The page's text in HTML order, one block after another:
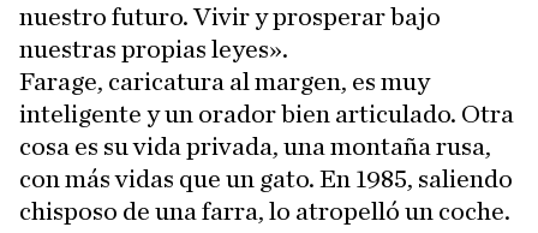
nuestro futuro. Vivir y prosperar bajo
nuestras propias leyes».
Farage, caricatura al margen, es muy
inteligente y un orador bien articulado. Otra
cosa es su vida privada, una montaña rusa,
con más vidas que un gato. En 1985, saliendo
chisposo de una farra, lo atropelló un coche.